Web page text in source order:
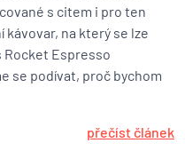
s citem i pro ten
na který se lze
Rocket Espresso
se podívat, proč bychom
přečíst článek